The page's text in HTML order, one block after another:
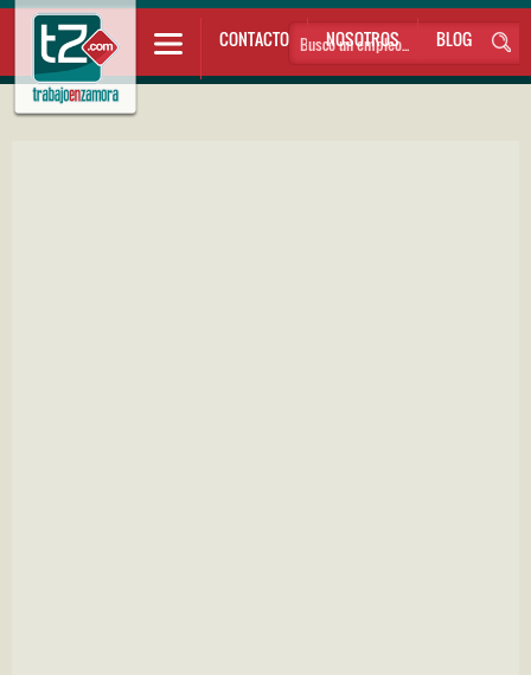
CONTACTO NOSOTROS BLOG